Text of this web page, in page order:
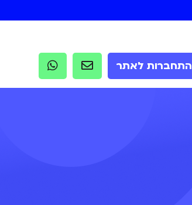
התחברות לאתר